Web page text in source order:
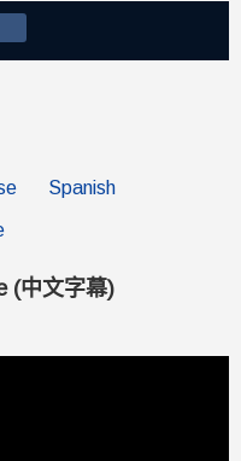
Spanish
(中文字幕)